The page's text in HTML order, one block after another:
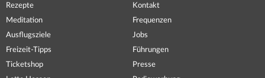
Rezepte
Meditation
Ausflugsziele
Freizeit-Tipps
Ticketshop
Kontakt
Frequenzen
Jobs
Führungen
Presse